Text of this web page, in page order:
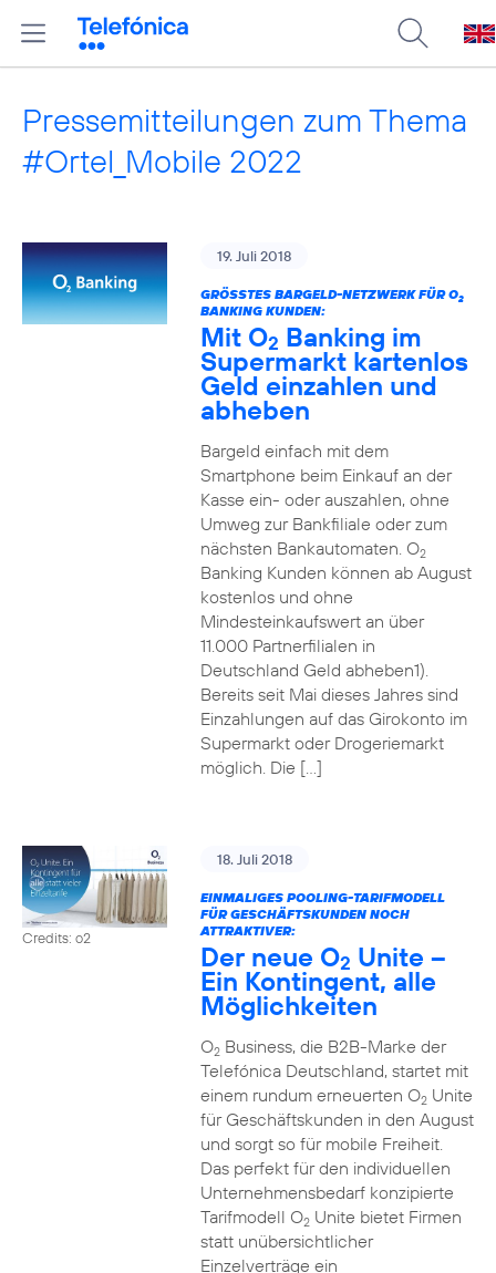
Pressemitteilungen zum Thema
#Ortel_Mobile 2022
19. Juli 2018
GRÖSSTES BARGELD-NETZWERK FÜR O 2
BANKING KUNDEN:
Mit O2 Banking im
Supermarkt kartenlos
Geld einzahlen und
abheben
Bargeld einfach mit dem
Smartphone beim Einkauf an der
Kasse ein- oder auszahlen, ohne
Umweg zur Bankfiliale oder zum
nächsten Bankautomaten. O2
Banking Kunden können ab August
kostenlos und ohne
Mindesteinkaufswert an über
11.000 Partnerfilialen in
Deutschland Geld abheben1).
Bereits seit Mai dieses Jahres sind
Einzahlungen auf das Girokonto im
Supermarkt oder Drogeriemarkt
möglich. Die […]
Credits: o2
18. Juli 2018
EINMALIGES POOLING-TARIFMODELL
FÜR GESCHÄFTSKUNDEN NOCH
ATTRAKTIVER:
Der neue O2 Unite –
Ein Kontingent, alle
Möglichkeiten
O2Business, die B2B-Marke der
Telefónica Deutschland, startet mit
einem rundum erneuerten O2Unite
für Geschäftskunden in den August
und sorgt so für mobile Freiheit.
Das perfekt für den individuellen
Unternehmensbedarf konzipierte
Tarifmodell O2Unite bietet Firmen
statt unübersichtlicher
Einzelverträge ein